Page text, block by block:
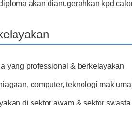
akan dianugerahkan kpd
yang professional & berkelayakan
computer, teknologi
di sektor awam & sektor swasta.